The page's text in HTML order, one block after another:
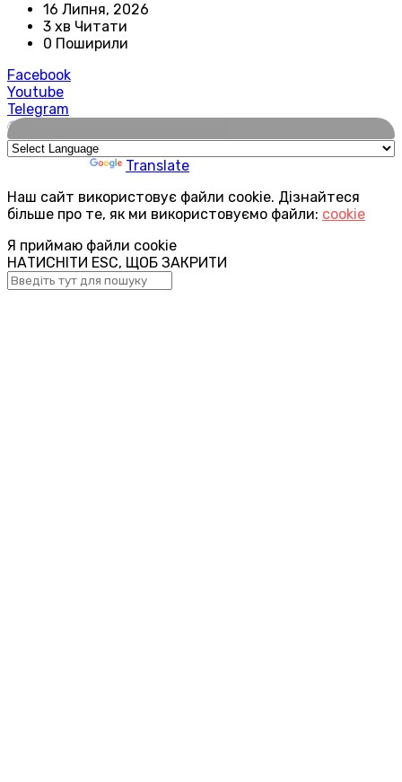
16 Липня, 2026
3 хв Читати
0 Поширили
Facebook
Youtube
Telegram
🌍
Translate
Наш сайт використовує файли cookie. Дізнайтеся
більше про те, як ми використовуємо файли: cookie
Я приймаю файли cookie
НАТИСНІТИ ESC, ЩОБ ЗАКРИТИ